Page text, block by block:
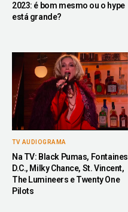
2023: é bom mesmo ou o hype
está grande?
TV AUDIOGRAMA
Na TV: Black Pumas, Fontaines
D.C., Milky Chance, St. Vincent,
The Lumineers e Twenty One
Pilots